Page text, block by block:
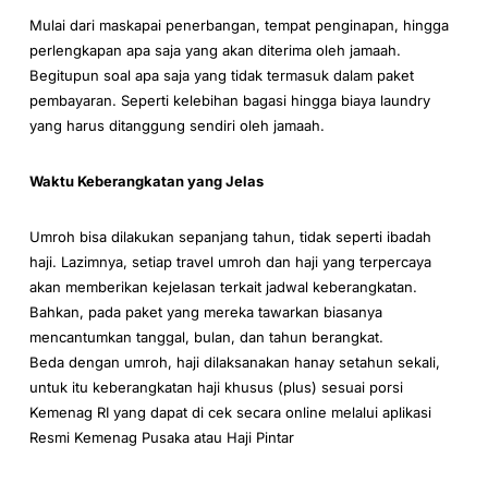
Mulai dari maskapai penerbangan, tempat penginapan, hingga
perlengkapan apa saja yang akan diterima oleh jamaah.
Begitupun soal apa saja yang tidak termasuk dalam paket
pembayaran. Seperti kelebihan bagasi hingga biaya laundry
yang harus ditanggung sendiri oleh jamaah.
Waktu Keberangkatan yang Jelas
Umroh bisa dilakukan sepanjang tahun, tidak seperti ibadah
haji. Lazimnya, setiap travel umroh dan haji yang terpercaya
akan memberikan kejelasan terkait jadwal keberangkatan.
Bahkan, pada paket yang mereka tawarkan biasanya
mencantumkan tanggal, bulan, dan tahun berangkat.
Beda dengan umroh, haji dilaksanakan hanay setahun sekali,
untuk itu keberangkatan haji khusus (plus) sesuai porsi
Kemenag RI yang dapat di cek secara online melalui aplikasi
Resmi Kemenag Pusaka atau Haji Pintar